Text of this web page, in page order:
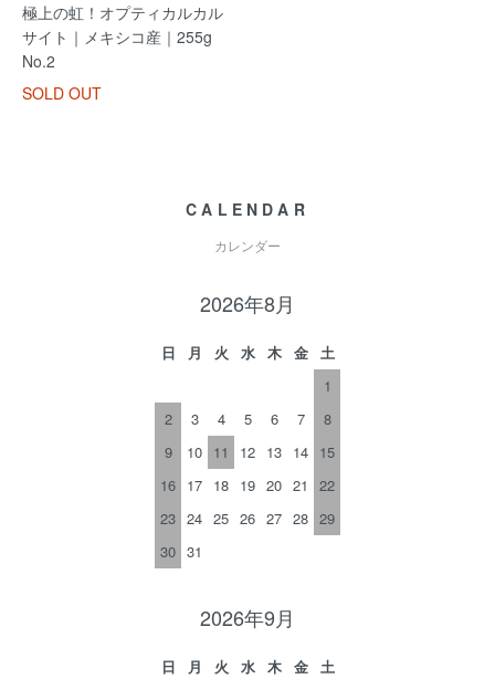
極上の虹！オプティカルカル
サイト｜メキシコ産｜255g
No.2
SOLD OUT
CALENDAR
カレンダー
2026年8月
日 月 火 水 木 金
土
1
2
3 4 5 6 7
8
9
10 11 12 13 14 15
16 17 18 19 20 21
22
23 24 25 26 27 28 29
30 31
2026年9月
日 月 火 水 木 金
土